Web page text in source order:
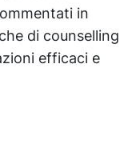
in
di counselling
efficaci e